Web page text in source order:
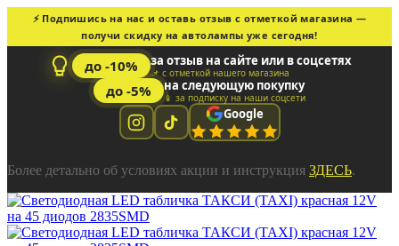
⚡ Подпишись на нас и оставь отзыв с отметкой магазина —
получи скидку на автолампы уже сегодня!
до -10% за отзыв на сайте или в соцсетях
📌 с отметкой нашего магазина
до -5% на следующую покупку
📱 за подписку на наши соцсети
Google
Более детально об условиях акции и инструкция ЗДЕСЬ.